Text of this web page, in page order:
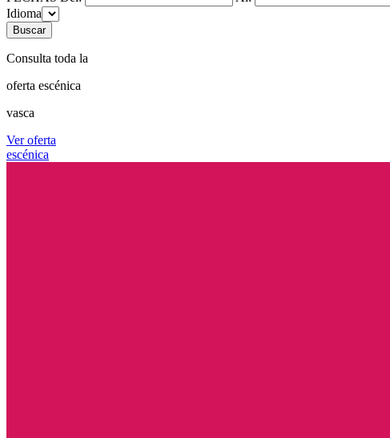
Idioma
Consulta toda la
oferta escénica
vasca
Ver oferta
escénica